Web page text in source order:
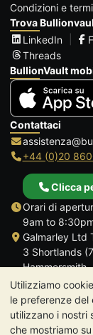
Utilizziamo
le preferenze del
utilizzano i nostri
che mostriamo
Condizioni e
Trova
LinkedIn
Threads
BullionVault
Contattaci
+44 (0)20
Clicca
Orari di
9am to
Galmarley Ltd
3 Shortlands
Hammersmith
Londra
W6 8DA
Regno Unito